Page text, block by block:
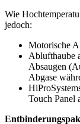
Wie
jedoch:
Motorische
Ablufthaube
Absaugen
Abgase
Touch Panel